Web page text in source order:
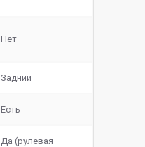
Нет
Задний
Есть
Да (рулевая